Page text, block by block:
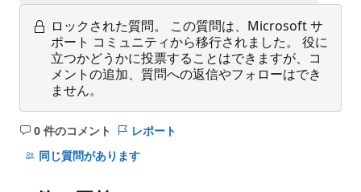
ロックされた質問。
この質問は、Microsoft サ
ポート コミュニティから移行されました。 役に
立つかどうかに投票することはできますが、コ
メントの追加、質問への返信やフォローはでき
ません。
0 件のコメント
コ
メ
レポート
同じ質問があります